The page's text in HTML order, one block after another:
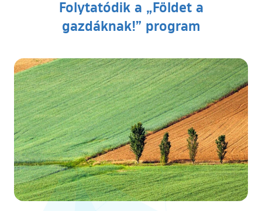
Folytatódik a „Földet a
gazdáknak!” program